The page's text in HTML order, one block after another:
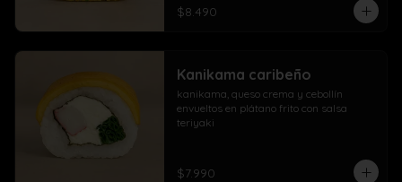
$8.490
Kanikama caribeño
kanikama, queso crema y cebollín
envueltos en plátano frito con salsa
teriyaki
$7.990